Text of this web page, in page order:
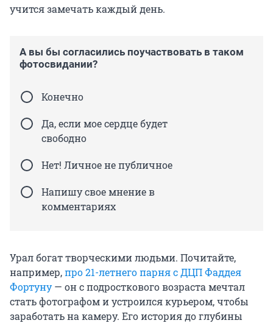
учится замечать каждый день.
А вы бы согласились поучаствовать в таком
фотосвидании?
Конечно
Да, если мое сердце будет
свободно
Нет! Личное не публичное
Напишу свое мнение в
комментариях
Урал богат творческими людьми. Почитайте,
например,про 21-летнего парня с ДЦП Фаддея
Фортуну— он с подросткового возраста мечтал
стать фотографом и устроился курьером, чтобы
заработать на камеру. Его история до глубины